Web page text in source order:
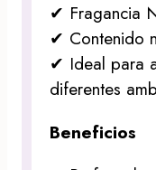
✔ Fragancia
✔ Contenido
✔ Ideal para
diferentes
Beneficios